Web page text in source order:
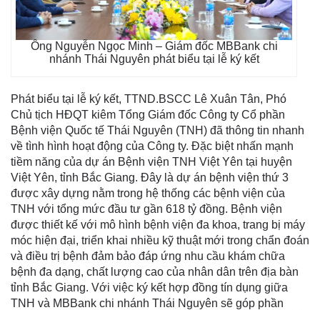
Ông Nguyễn Ngọc Minh – Giám đốc MBBank chi
nhánh Thái Nguyên phát biểu tại lễ ký kết
Phát biểu tại lễ ký kết, TTND.BSCC Lê Xuân Tân, Phó
Chủ tịch HĐQT kiêm Tổng Giám đốc Công ty Cổ phần
Bệnh viện Quốc tế Thái Nguyên (TNH) đã thông tin nhanh
về tình hình hoạt động của Công ty. Đặc biệt nhấn mạnh
tiềm năng của dự án Bệnh viện TNH Việt Yên tại huyện
Việt Yên, tỉnh Bắc Giang. Đây là dự án bệnh viện thứ 3
được xây dựng nằm trong hệ thống các bệnh viện của
TNH với tổng mức đầu tư gần 618 tỷ đồng. Bệnh viện
được thiết kế với mô hình bệnh viện đa khoa, trang bị máy
móc hiện đại, triển khai nhiều kỹ thuật mới trong chẩn đoán
và điều trị bệnh đảm bảo đáp ứng nhu cầu khám chữa
bệnh đa dạng, chất lượng cao của nhân dân trên địa bàn
tỉnh Bắc Giang. Với việc ký kết hợp đồng tín dụng giữa
TNH và MBBank chi nhánh Thái Nguyên sẽ góp phần